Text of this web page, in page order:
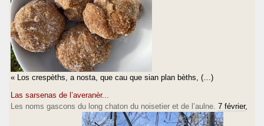
« Los crespèths, a nosta, que cau que sian plan bèths, (…)
Las sarsenas de l’averanèr...
Les noms gascons du long chaton du noisetier et de l’aulne. 7 février,